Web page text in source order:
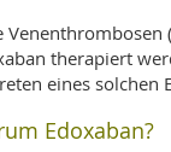
Venenthrombosen
therapiert
eines solchen
Edoxaban?